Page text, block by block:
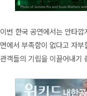
이번 한국 공연에서는 안타
면에서 부족함이 없다고 자
관객들의 기립을 이끌어내기